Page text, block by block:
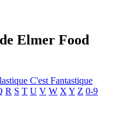
Elmer Food
C'est Fantastique
R S T U V W X Y Z 0-9